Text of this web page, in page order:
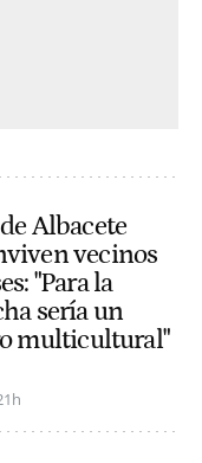
Albacete
vecinos
"Para la
sería un
multicultural"